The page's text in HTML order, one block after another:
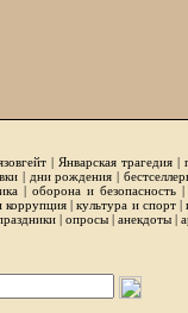
| Январская трагедия |
| дни рождения |
| оборона и безопасность |
коррупция|культура и спорт|
| опросы | анекдоты |